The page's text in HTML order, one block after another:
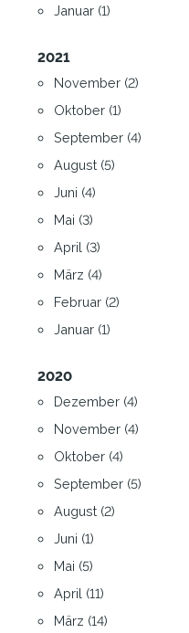
Januar (1)
2021
November (2)
Oktober (1)
September (4)
August (5)
Juni (4)
Mai (3)
April (3)
März (4)
Februar (2)
Januar (1)
2020
Dezember (4)
November (4)
Oktober (4)
September (5)
August (2)
Juni (1)
Mai (5)
April (11)
März (14)